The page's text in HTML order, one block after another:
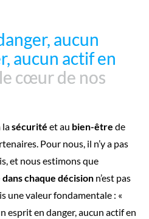
aucun
aucun actif en
cœur de nos
aucun
aucun actif en
cœur de nos
lasécurité et au bien-être de
Pour nous, il n’y a pas
et nous estimons que
chaque décisionn’est pas
une valeur fondamentale : «
esprit en danger, aucun actif en